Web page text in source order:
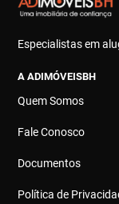
Especialistas em
A ADIMÓVEISBH
Quem Somos
Fale Conosco
Documentos
Política de